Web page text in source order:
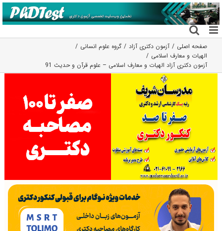
رفتن
به
محتوا
صفحه اصلی آزمون دکتری آزاد
گروه علوم انسانی
الهیات و معارف اسلامی
آزمون دکتری آزاد الهیات و معارف اسلامی – علوم قرآن و حدیث 91